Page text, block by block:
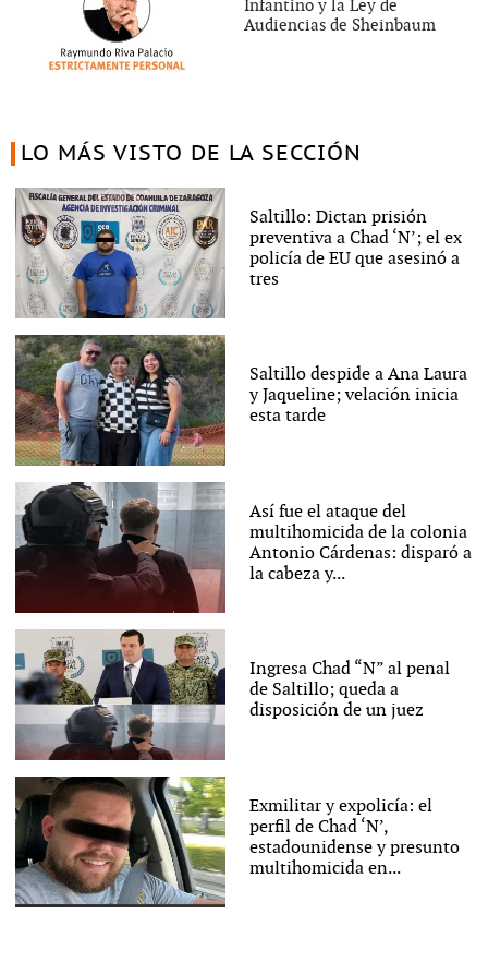
Infantino y la Ley de
Audiencias de Sheinbaum
LO MÁS VISTO DE LA SECCIÓN
Saltillo: Dictan prisión
preventiva a Chad ‘N’; el ex
policía de EU que asesinó a
tres
Saltillo despide a Ana Laura
y Jaqueline; velación inicia
esta tarde
Así fue el ataque del
multihomicida de la colonia
Antonio Cárdenas: disparó a
la cabeza y...
Ingresa Chad “N” al penal
de Saltillo; queda a
disposición de un juez
Exmilitar y expolicía: el
perfil de Chad ‘N’,
estadounidense y presunto
multihomicida en...